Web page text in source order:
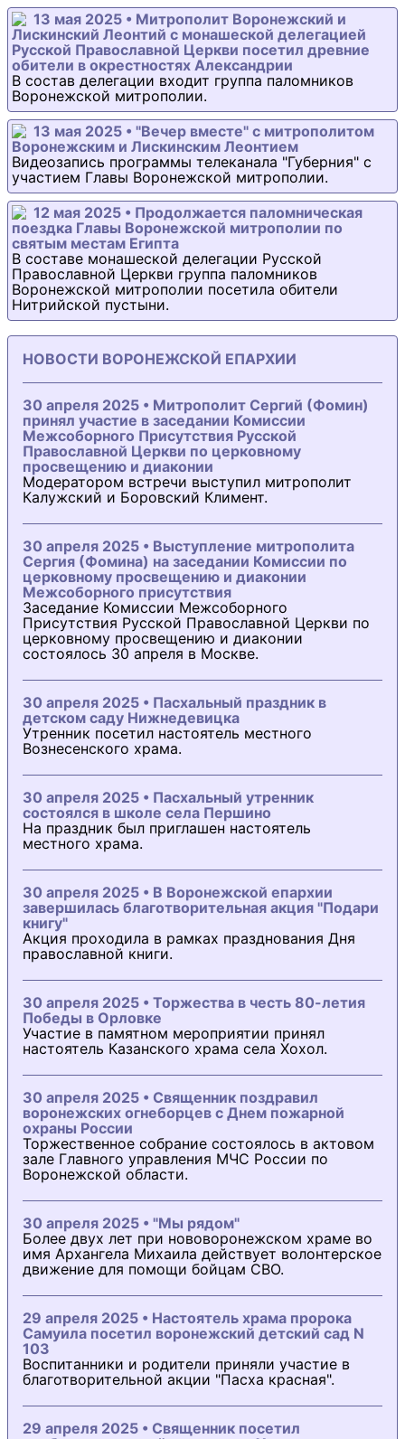
13 мая 2025 • Митрополит Воронежский и
Лискинский Леонтий с монашеской делегацией
Русской Православной Церкви посетил древние
обители в окрестностях Александрии
В состав делегации входит группа паломников
Воронежской митрополии.
13 мая 2025 • "Вечер вместе" с митрополитом
Воронежским и Лискинским Леонтием
Видеозапись программы телеканала "Губерния" с
участием Главы Воронежской митрополии.
12 мая 2025 • Продолжается паломническая
поездка Главы Воронежской митрополии по
святым местам Египта
В составе монашеской делегации Русской
Православной Церкви группа паломников
Воронежской митрополии посетила обители
Нитрийской пустыни.
НОВОСТИ ВОРОНЕЖСКОЙ ЕПАРХИИ
30 апреля 2025 • Митрополит Сергий (Фомин)
принял участие в заседании Комиссии
Межсоборного Присутствия Русской
Православной Церкви по церковному
просвещению и диаконии
Модератором встречи выступил митрополит
Калужский и Боровский Климент.
30 апреля 2025 • Выступление митрополита
Сергия (Фомина) на заседании Комиссии по
церковному просвещению и диаконии
Межсоборного присутствия
Заседание Комиссии Межсоборного
Присутствия Русской Православной Церкви по
церковному просвещению и диаконии
состоялось 30 апреля в Москве.
30 апреля 2025 • Пасхальный праздник в
детском саду Нижнедевицка
Утренник посетил настоятель местного
Вознесенского храма.
30 апреля 2025 • Пасхальный утренник
состоялся в школе села Першино
На праздник был приглашен настоятель
местного храма.
30 апреля 2025 • В Воронежской епархии
завершилась благотворительная акция "Подари
книгу"
Акция проходила в рамках празднования Дня
православной книги.
30 апреля 2025 • Торжества в честь 80-летия
Победы в Орловке
Участие в памятном мероприятии принял
настоятель Казанского храма села Хохол.
30 апреля 2025 • Священник поздравил
воронежских огнеборцев с Днем пожарной
охраны России
Торжественное собрание состоялось в актовом
зале Главного управления МЧС России по
Воронежской области.
30 апреля 2025 • "Мы рядом"
Более двух лет при нововоронежском храме во
имя Архангела Михаила действует волонтерское
движение для помощи бойцам СВО.
29 апреля 2025 • Настоятель храма пророка
Самуила посетил воронежский детский сад N
103
Воспитанники и родители приняли участие в
благотворительной акции "Пасха красная".
29 апреля 2025 • Священник посетил